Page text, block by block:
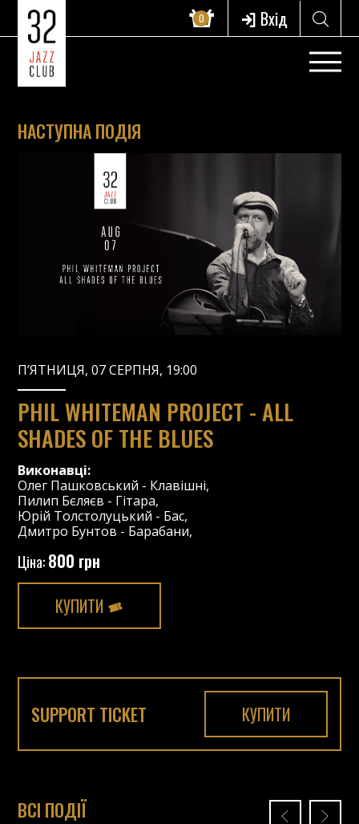
0 Вхід
НАСТУПНА ПОДІЯ
П’ЯТНИЦЯ, 07 СЕРПНЯ, 19:00
PHIL WHITEMAN PROJECT - ALL
SHADES OF THE BLUES
Виконавці:
Олег Пашковський - Клавішні,
Пилип Бєляєв - Гітара,
Юрій Толстолуцький - Бас,
Дмитро Бунтов - Барабани,
Ціна:800 грн
КУПИТИ
SUPPORT TICKET КУПИТИ
ВСІ ПОДІЇ